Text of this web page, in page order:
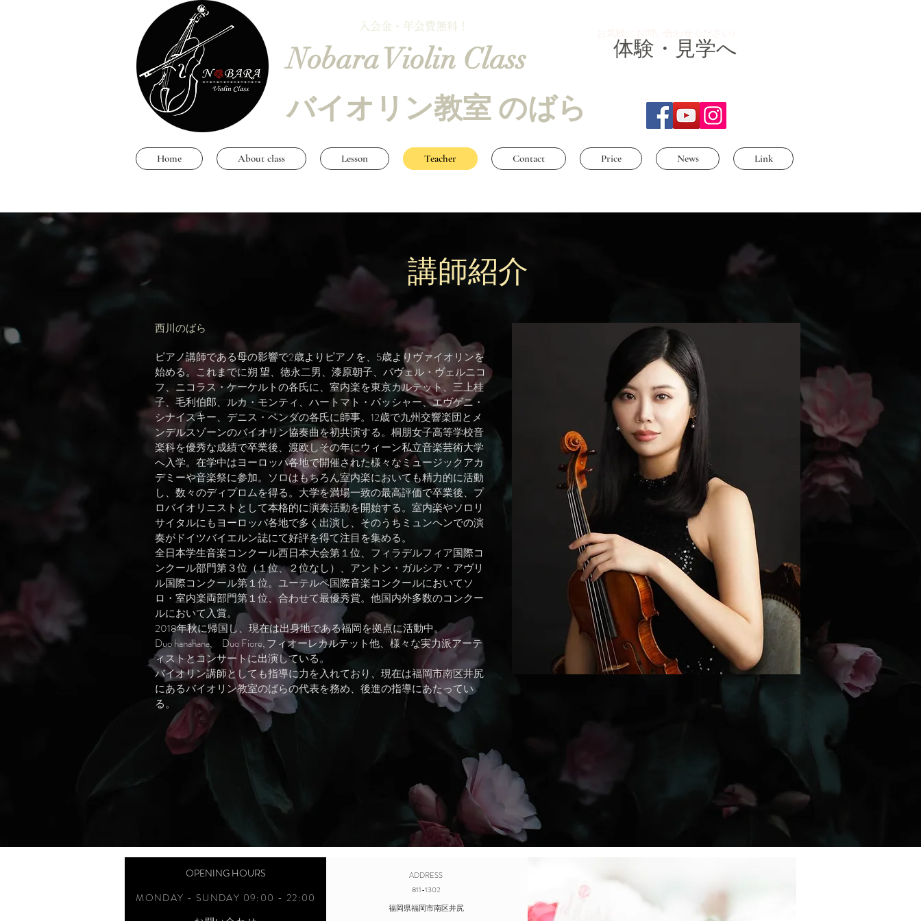
入会金・年会費無料！
Nobara Violin Class
バイオリン教室 のばら
体験・見学へ
Home About class Lesson Teacher Contact Price News Link
講師紹介
西川のばら
ピアノ講師である母の影響で2歳よりピアノを、5歳よりヴァイオリンを
始める。これまでに朔 望、徳永二男、漆原朝子、パヴェル・ヴェルニコ
フ、ニコラス・ケーケルトの各氏に、室内楽を東京カルテット、三上桂
子、毛利伯郎、ルカ・モンティ、ハートマト・パッシャー、エヴゲニ・
シナイスキー、デニス・ベンダの各氏に師事。12歳で九州交響楽団とメ
ンデルスゾーンのバイオリン協奏曲を初共演する。桐朋女子高等学校音
楽科を優秀な成績で卒業後、渡欧しその年にウィーン私立音楽芸術大学
へ入学。在学中はヨーロッパ各地で開催された様々なミュージックアカ
デミーや音楽祭に参加。ソロはもちろん室内楽においても精力的に活動
し、数々のディプロムを得る。大学を満場一致の最高評価で卒業後、プ
ロバイオリニストとして本格的に演奏活動を開始する。室内楽やソロリ
サイタルにもヨーロッパ各地で多く出演し、そのうちミュンヘンでの演
奏がドイツバイエルン誌にて好評を得て注目を集める。
全日本学生音楽コンクール西日本大会第１位、フィラデルフィア国際コ
ンクール部門第３位（１位、２位なし）、アントン・ガルシア・アヴリ
ル国際コンクール第１位。ユーテルペ国際音楽コンクールにおいてソ
ロ・室内楽両部門第１位、合わせて最優秀賞。他国内外多数のコンクー
ルにおいて入賞。
2018年秋に帰国し、現在は出身地である福岡を拠点に活動中。
Duo hanahana, Duo Fiore, フィオーレカルテット他、様々な実力派アーテ
ィストとコンサートに出演している。
バイオリン講師としても指導に力を入れており、現在は福岡市南区井尻
にあるバイオリン教室のばらの代表を務め、後進の指導にあたってい
る。
OPENING HOURS
MONDAY - SUNDAY 09:00 - 22:00
ADDRESS
811-1302
福岡県福岡市南区井尻​